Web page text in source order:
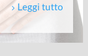
Leggi tutto